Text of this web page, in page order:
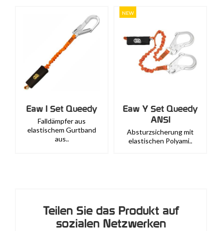
Eaw I Set Queedy
Falldämpfer aus
elastischem Gurtband
aus..
NEW
Eaw Y Set Queedy
ANSI
Absturzsicherung mit
elastischen Polyami..
Teilen Sie das Produkt auf
sozialen Netzwerken